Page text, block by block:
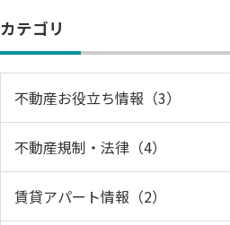
カテゴリ
不動産お役立ち情報（3）
不動産規制・法律（4）
賃貸アパート情報（2）